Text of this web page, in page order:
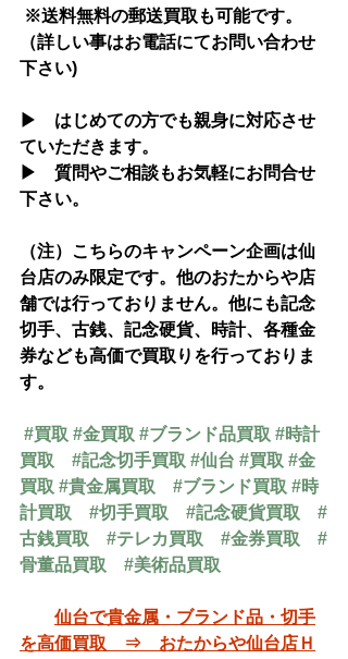
※送料無料の郵送買取も可能です。
（詳しい事はお電話にてお問い合わせ
下さい)
▶　はじめての方でも親身に対応させ
ていただきます。
▶　質問やご相談もお気軽にお問合せ
下さい。
（注）こちらのキャンペーン企画は仙
台店のみ限定です。他のおたからや店
舗では行っておりません。他にも記念
切手、古銭、記念硬貨、時計、各種金
券なども高価で買取りを行っておりま
す。
#買取 #金買取 #ブランド品買取 #時計
買取
#記念切手買取 #仙台 #買取 #金
買取 #貴金属買取 #ブランド買取 #時
計買取
#切手買取 #記念硬貨買取
#
古銭買取
#テレカ買取 #金券買取
#
骨董品買取
#美術品買取
仙台で貴金属・ブランド品・切手
を高価買取　⇒　おたからや仙台店Ｈ